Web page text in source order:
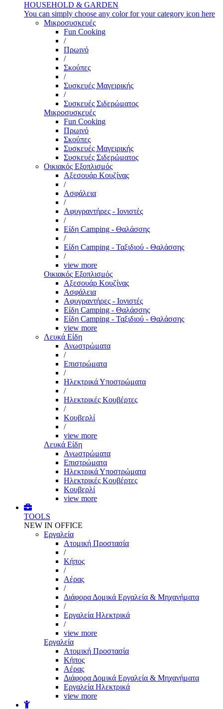
HOUSEHOLD & GARDEN
You can simply choose any color for your category icon here
Μικροσυσκευές
Fun Cooking
/
Πρωινό
/
Σκούπες
/
Συσκευές Μαγειρικής
/
Συσκευές Σιδερώματος
Μικροσυσκευές
Fun Cooking
Πρωινό
Σκούπες
Συσκευές Μαγειρικής
Συσκευές Σιδερώματος
Οικιακός Εξοπλισμός
Αξεσουάρ Κουζίνας
/
Ασφάλεια
/
Αφυγραντήρες - Ιονιστές
/
Είδη Camping - Θαλάσσης
/
Είδη Camping - Ταξιδιού - Θαλάσσης
/
view more
Οικιακός Εξοπλισμός
Αξεσουάρ Κουζίνας
Ασφάλεια
Αφυγραντήρες - Ιονιστές
Είδη Camping - Θαλάσσης
Είδη Camping - Ταξιδιού - Θαλάσσης
view more
Λευκά Είδη
Ανωστρώματα
/
Επιστρώματα
/
Ηλεκτρικά Υποστρώματα
/
Ηλεκτρικές Κουβέρτες
/
Κουβερλί
/
view more
Λευκά Είδη
Ανωστρώματα
Επιστρώματα
Ηλεκτρικά Υποστρώματα
Ηλεκτρικές Κουβέρτες
Κουβερλί
view more
TOOLS
NEW IN OFFICE
Εργαλεία
Aτομική Προστασία
/
Kήπος
/
Αέρας
/
Διάφορα Δομικά Εργαλεία & Μηχανήματα
/
Εργαλεία Ηλεκτρικά
/
view more
Εργαλεία
Aτομική Προστασία
Kήπος
Αέρας
Διάφορα Δομικά Εργαλεία & Μηχανήματα
Εργαλεία Ηλεκτρικά
view more